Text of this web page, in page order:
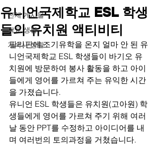
전체 게시물
학교 생활
기숙사 생활
유니언국제학교 ESL 학생
들의 유치원 액티비티
필리핀에 조기유학을 온지 얼마 안 된 유
니언국제학교 ESL 학생들이 바기오 유
치원에 방문하여 봉사 활동을 하고 아이
들에게 영어를 가르쳐 주는 유익한 시간
을 가졌습니다.
유니언 ESL 학생들은 유치원(고아원) 학
생들에게 영어를 가르쳐 주기 위해 여러
날 동안 PPT를 수정하고 아이디어를 내
며 여러번의 토의과정을 거쳤습니다.